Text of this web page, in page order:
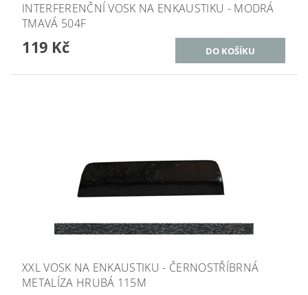
INTERFERENČNÍ VOSK NA ENKAUSTIKU - MODRÁ
TMAVÁ 504F
119 Kč
XXL VOSK NA ENKAUSTIKU - ČERNOSTŘÍBRNÁ
METALÍZA HRUBÁ 115M